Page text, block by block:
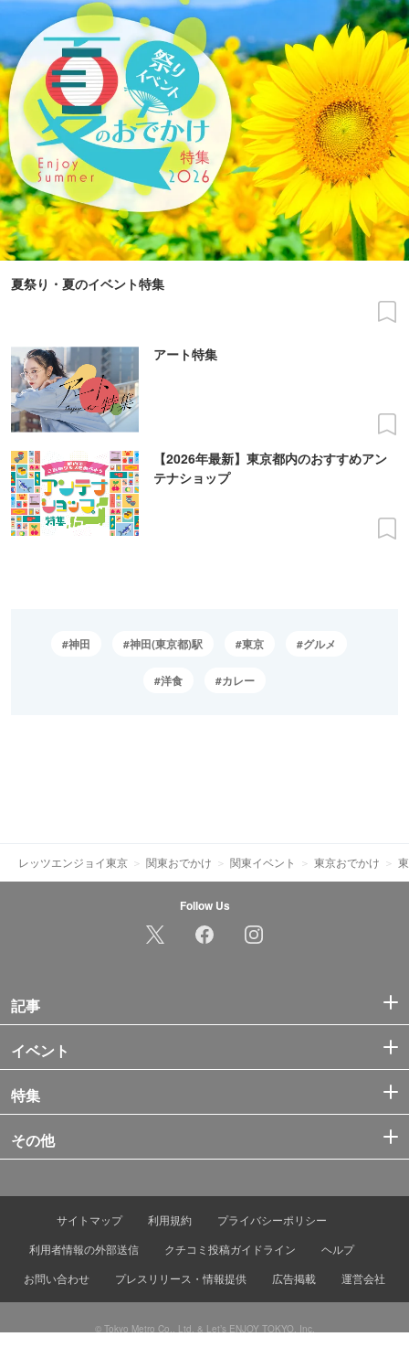
夏祭り・夏のイベント特集
アート特集
【2026年最新】東京都内のおすすめアン
テナショップ
神田 神田(東京都)駅 東京 グルメ
洋食 カレー
レッツエンジョイ東京 関東おでかけ 関東イベント 東京おでかけ
Follow Us
記事
イベント
特集
その他
サイトマップ 利用規約
プライバシーポリシー
利用者情報の外部送信
クチコミ投稿ガイドライン
ヘルプ
お問い合わせ
プレスリリース・情報提供 広告掲載 運営会社
© Tokyo Metro Co., Ltd. & Let’s ENJOY TOKYO, Inc.